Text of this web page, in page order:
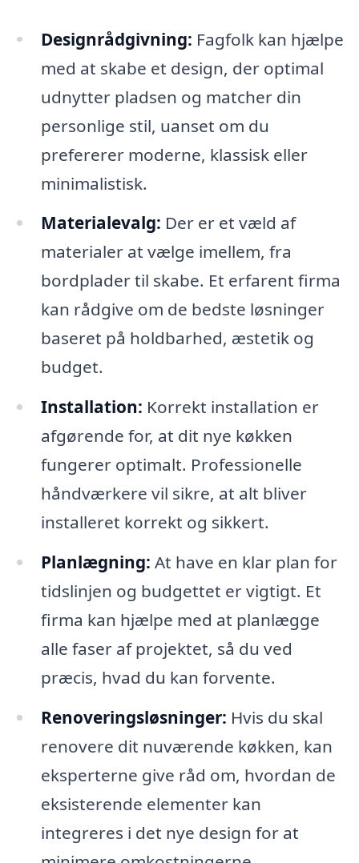
Designrådgivning: Fagfolk kan hjælpe
med at skabe et design, der optimal
udnytter pladsen og matcher din
personlige stil, uanset om du
prefererer moderne, klassisk eller
minimalistisk.
Materialevalg: Der er et væld af
materialer at vælge imellem, fra
bordplader til skabe. Et erfarent firma
kan rådgive om de bedste løsninger
baseret på holdbarhed, æstetik og
budget.
Installation: Korrekt installation er
afgørende for, at dit nye køkken
fungerer optimalt. Professionelle
håndværkere vil sikre, at alt bliver
installeret korrekt og sikkert.
Planlægning: At have en klar plan for
tidslinjen og budgettet er vigtigt. Et
firma kan hjælpe med at planlægge
alle faser af projektet, så du ved
præcis, hvad du kan forvente.
Renoveringsløsninger: Hvis du skal
renovere dit nuværende køkken, kan
eksperterne give råd om, hvordan de
eksisterende elementer kan
integreres i det nye design for at